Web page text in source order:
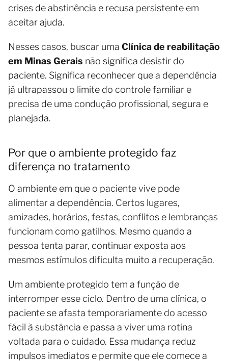
crises de abstinência e recusa persistente em
aceitar ajuda.
Nesses casos, buscar uma Clínica de reabilitação
em Minas Gerais não significa desistir do
paciente. Significa reconhecer que a dependência
já ultrapassou o limite do controle familiar e
precisa de uma condução profissional, segura e
planejada.
Por que o ambiente protegido faz
diferença no tratamento
O ambiente em que o paciente vive pode
alimentar a dependência. Certos lugares,
amizades, horários, festas, conflitos e lembranças
funcionam como gatilhos. Mesmo quando a
pessoa tenta parar, continuar exposta aos
mesmos estímulos dificulta muito a recuperação.
Um ambiente protegido tem a função de
interromper esse ciclo. Dentro de uma clínica, o
paciente se afasta temporariamente do acesso
fácil à substância e passa a viver uma rotina
voltada para o cuidado. Essa mudança reduz
impulsos imediatos e permite que ele comece a